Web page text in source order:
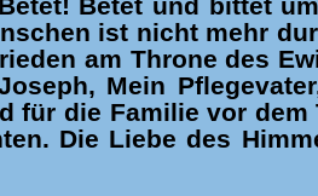
Betet und bittet
ist nicht mehr
am Throne des
Mein
für die Familie vor
Die Liebe des